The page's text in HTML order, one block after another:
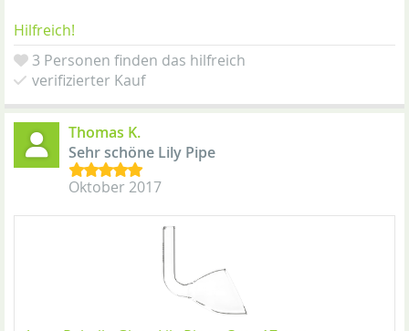
Hilfreich!
3 Personen finden das hilfreich
verifizierter Kauf
Thomas K.
Sehr schöne Lily Pipe
Oktober 2017